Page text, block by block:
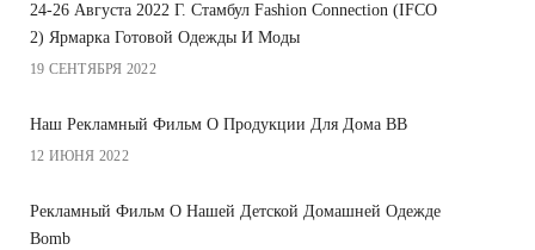
24-26 Августа 2022 Г. Стамбул Fashion Connection (IFCO
2) Ярмарка Готовой Одежды И Моды
19 СЕНТЯБРЯ 2022
Наш Рекламный Фильм О Продукции Для Дома BB
12 ИЮНЯ 2022
Рекламный Фильм О Нашей Детской Домашней Одежде
Bomb